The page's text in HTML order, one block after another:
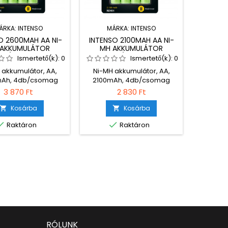
INTENSO
2600MAH AA NI-
CSOMAG
Ismertető(k): 0
akkumulátor, AA,
4db/csomag
3 870 Ft
 Kosárba
Raktáron
MÁRKA: INTENSO
INTENSO 2100MAH AA NI-
MH AKKUMULÁTOR
4DB/CSOMAG
Ismertető(k): 0
Ni-MH akkumulátor, AA,
2100mAh, 4db/csomag
2 830 Ft
 Kosárba
 Raktáron
RÓLUNK